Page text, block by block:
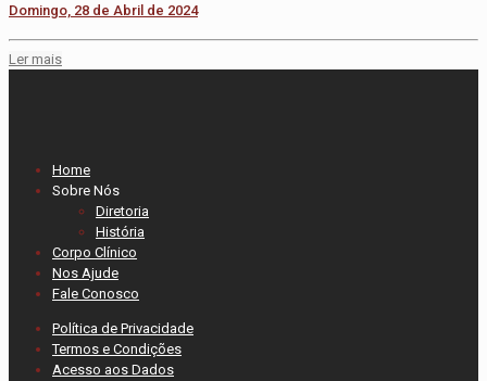
Domingo, 28 de Abril de 2024
Ler mais
Home
Sobre Nós
Diretoria
História
Corpo Clínico
Nos Ajude
Fale Conosco
Política de Privacidade
Termos e Condições
Acesso aos Dados